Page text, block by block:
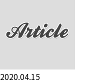
2020.04.15